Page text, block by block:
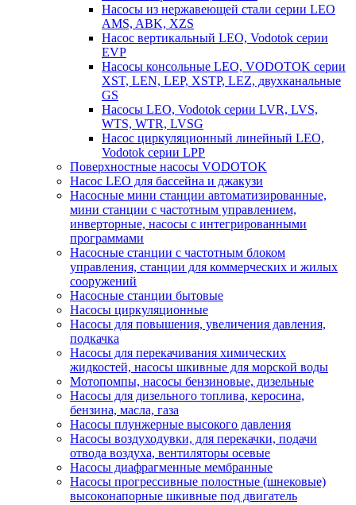
Насосы из нержавеющей стали серии LEO
AMS, ABK, XZS
Насос вертикальный LEO, Vodotok серии
EVP
Насосы консольные LEO, VODOTOK серии
XST, LEN, LEP, XSTP, LEZ, двухканальные
GS
Насосы LEO, Vodotok серии LVR, LVS,
WTS, WTR, LVSG
Насос циркуляционный линейный LEO,
Vodotok серии LPP
Поверхностные насосы VODOTOK
Насос LEO для бассейна и джакузи
Насосные мини станции автоматизированные,
мини станции с частотным управлением,
инверторные, насосы с интегрированными
программами
Насосные станции с частотным блоком
управления, станции для коммерческих и жилых
сооружений
Насосные станции бытовые
Насосы циркуляционные
Насосы для повышения, увеличения давления,
подкачка
Насосы для перекачивания химических
жидкостей, насосы шкивные для морской воды
Мотопомпы, насосы бензиновые, дизельные
Насосы для дизельного топлива, керосина,
бензина, масла, газа
Насосы плунжерные высокого давления
Насосы воздуходувки, для перекачки, подачи
отвода воздуха, вентиляторы осевые
Насосы диафрагменные мембранные
Насосы прогрессивные полостные (шнековые)
высоконапорные шкивные под двигатель